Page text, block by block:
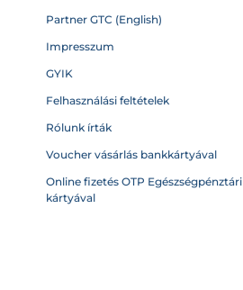
Partner GTC (English)
Impresszum
GYIK
Felhasználási feltételek
Rólunk írták
Voucher vásárlás bankkártyával
Online fizetés OTP Egészségpénztári
kártyával